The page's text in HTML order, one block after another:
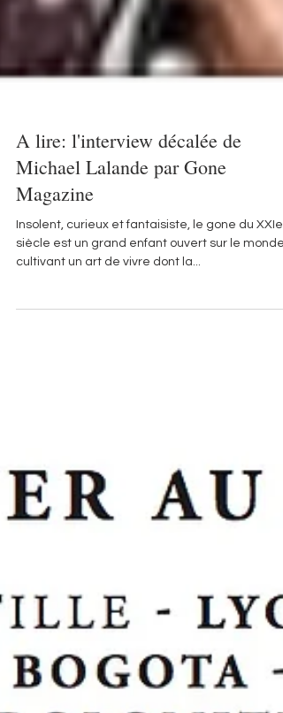
A lire: l'interview décalée de
Michael Lalande par Gone
Magazine
Insolent, curieux et fantaisiste, le gone du XXIe